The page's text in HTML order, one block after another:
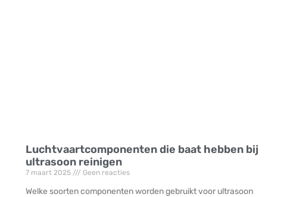
Luchtvaartcomponenten die baat hebben bij
ultrasoon reinigen
7 maart 2025 Geen reacties
Welke soorten componenten worden gebruikt voor ultrasoon